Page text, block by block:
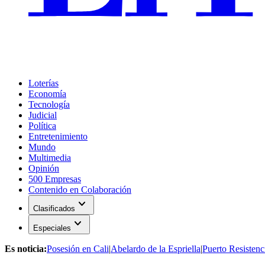
Loterías
Economía
Tecnología
Judicial
Política
Entretenimiento
Mundo
Multimedia
Opinión
500 Empresas
Contenido en Colaboración
Clasificados expand_more
Especiales expand_more
Es noticia:Posesión en Cali|Abelardo de la Espriella|Puerto